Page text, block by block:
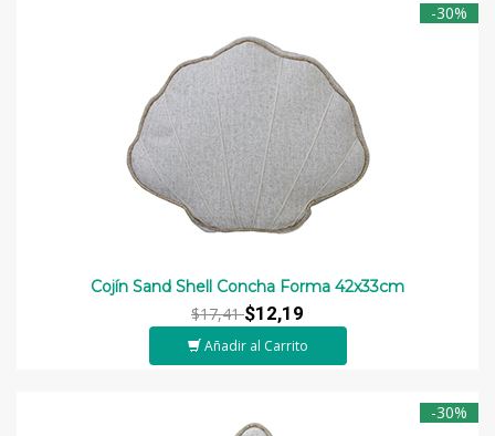
-30%
Cojín Sand Shell Concha Forma 42x33cm
$17,41$12,19
Añadir al Carrito
-30%